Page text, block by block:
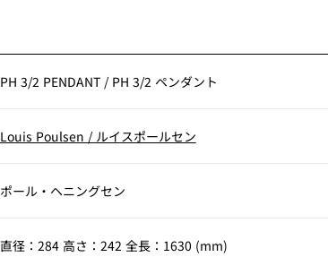
PH 3/2 PENDANT / PH 3/2 ペンダント
Louis Poulsen / ルイスポールセン
ポール・ヘニングセン
直径：284 高さ：242 全長：1630 (mm)